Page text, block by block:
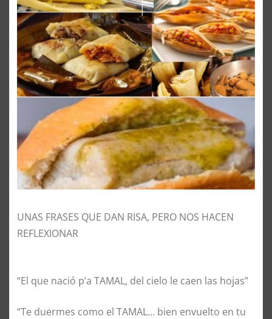
UNAS FRASES QUE DAN RISA, PERO NOS HACEN
REFLEXIONAR
“El que nació p’a TAMAL, del cielo le caen las hojas”
“Te duermes como el TAMAL… bien envuelto en tu